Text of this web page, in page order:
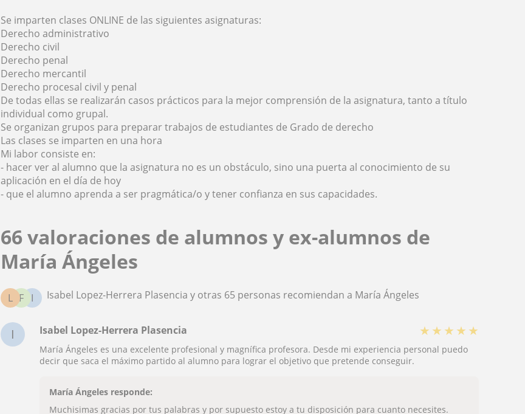
Se imparten clases ONLINE de las siguientes asignaturas:
Derecho administrativo
Derecho civil
Derecho penal
Derecho mercantil
Derecho procesal civil y penal
De todas ellas se realizarán casos prácticos para la mejor comprensión de la asignatura, tanto a título
individual como grupal.
Se organizan grupos para preparar trabajos de estudiantes de Grado de derecho
Las clases se imparten en una hora
Mi labor consiste en:
- hacer ver al alumno que la asignatura no es un obstáculo, sino una puerta al conocimiento de su
aplicación en el día de hoy
- que el alumno aprenda a ser pragmática/o y tener confianza en sus capacidades.
66 valoraciones de alumnos y ex-alumnos de
María Ángeles
I
F
L Isabel Lopez-Herrera Plasencia y otras 65 personas recomiendan a María Ángeles
I Isabel Lopez-Herrera Plasencia ★ ★ ★ ★ ★
María Ángeles es una excelente profesional y magnífica profesora. Desde mi experiencia personal puedo
decir que saca el máximo partido al alumno para lograr el objetivo que pretende conseguir.
María Ángeles responde:
Muchisimas gracias por tus palabras y por supuesto estoy a tu disposición para cuanto necesites.